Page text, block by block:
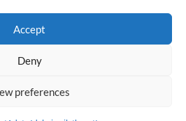
Accept
Deny
preferences
impresszum kapcsolat
all right reserved